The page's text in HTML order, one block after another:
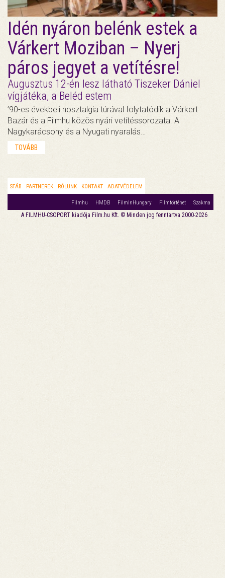
Idén nyáron belénk estek a
Várkert Moziban – Nyerj
páros jegyet a vetítésre!
Augusztus 12-én lesz látható Tiszeker Dániel
vígjátéka, a Beléd estem
’90-es évekbeli nosztalgia túrával folytatódik a Várkert
Bazár és a Filmhu közös nyári vetítéssorozata. A
Nagykarácsony és a Nyugati nyaralás…
TOVÁBB
STÁB PARTNEREK RÓLUNK KONTAKT ADATVÉDELEM
Filmhu HMDB FilmInHungary Filmtörténet Szakma
A FILMHU-CSOPORT kiadója Film.hu Kft. © Minden jog fenntartva 2000-2026